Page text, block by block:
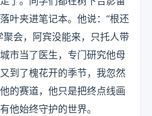
叶夹进笔记本。他说：“根还
聚会，阿宾没能来，只托人带
市当了医生，专门研究他母
到了槐花开的季节，我忽然
的赛道，他只是把终点线画
他始终守护的世界。